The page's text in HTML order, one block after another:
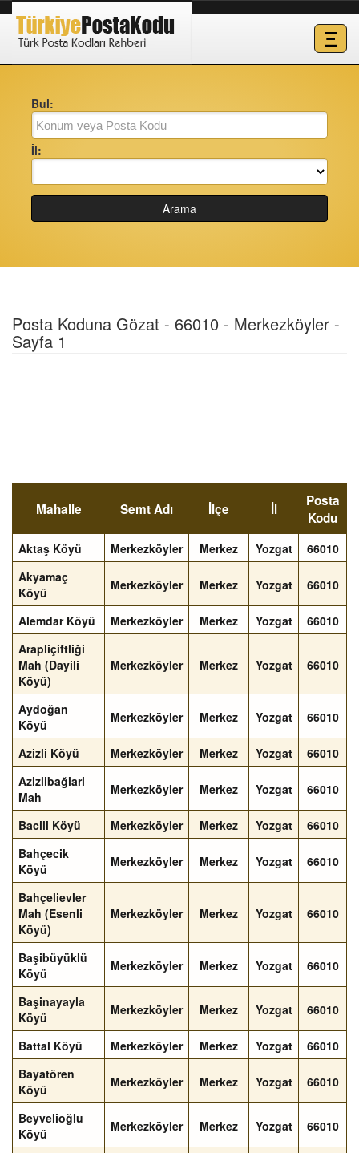
Ξ
Bul:
İl:
Arama
Posta Koduna Gözat - 66010 - Merkezköyler -
Sayfa 1
Mahalle Semt Adı İlçe İl
Posta
Kodu
Aktaş Köyü Merkezköyler Merkez Yozgat
66010
Akyamaç
Köyü
Merkezköyler Merkez Yozgat 66010
Alemdar Köyü Merkezköyler Merkez Yozgat
66010
Arapliçiftliği
Mah (Dayili
Köyü)
Merkezköyler Merkez Yozgat 66010
Aydoğan
Köyü
Merkezköyler Merkez Yozgat 66010
Azizli Köyü Merkezköyler Merkez Yozgat
66010
Azizlibağlari
Mah
Merkezköyler Merkez Yozgat 66010
Bacili Köyü Merkezköyler Merkez Yozgat
66010
Bahçecik
Köyü
Merkezköyler Merkez Yozgat 66010
Bahçelievler
Mah (Esenli
Köyü)
Merkezköyler Merkez Yozgat 66010
Başibüyüklü
Köyü
Merkezköyler Merkez Yozgat 66010
Başinayayla
Köyü
Merkezköyler Merkez Yozgat 66010
Battal Köyü Merkezköyler Merkez Yozgat
66010
Bayatören
Köyü
Merkezköyler Merkez Yozgat 66010
Beyvelioğlu
Köyü
Merkezköyler Merkez Yozgat 66010